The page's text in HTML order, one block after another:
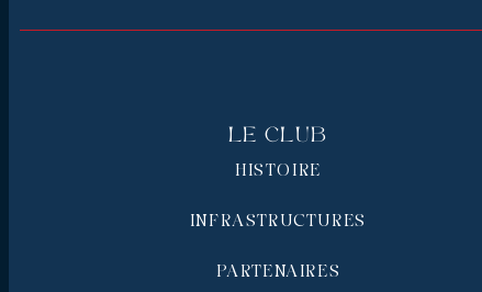
Le Club
HISTOIRE
INFRASTRUCTURES
PARTENAIRES